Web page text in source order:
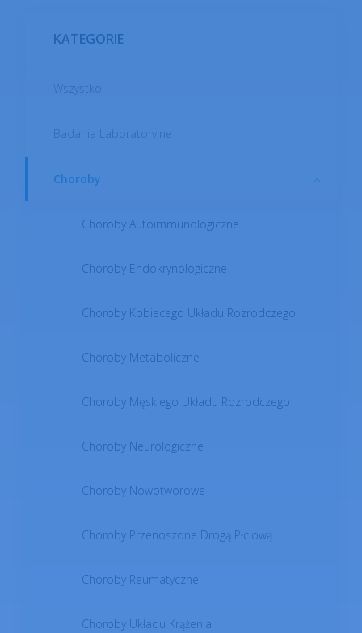
KATEGORIE
Wszystko
Badania Laboratoryjne
Choroby
Choroby Autoimmunologiczne
Choroby Endokrynologiczne
Choroby Kobiecego Układu Rozrodczego
Choroby Metaboliczne
Choroby Męskiego Układu Rozrodczego
Choroby Neurologiczne
Choroby Nowotworowe
Choroby Przenoszone Drogą Płciową
Choroby Reumatyczne
Choroby Układu Krążenia
lekarskana wyciągnięcie
POBIERZ